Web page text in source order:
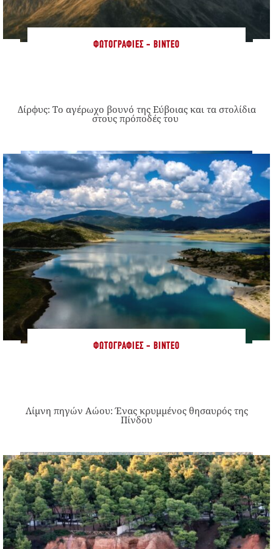
ΦΩΤΟΓΡΑΦΊΕΣ - ΒΊΝΤΕΟ
Δίρφυς: Το αγέρωχο βουνό της Εύβοιας και τα στολίδια
στους πρόποδές του
ΦΩΤΟΓΡΑΦΊΕΣ - ΒΊΝΤΕΟ
Λίμνη πηγών Αώου: Ένας κρυμμένος θησαυρός της
Πίνδου